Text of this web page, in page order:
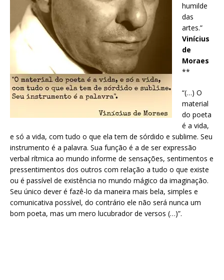
humilde
das
artes.”
Vinícius
de
Moraes
**
“(…) O
material
do poeta
é a vida,
e só a vida, com tudo o que ela tem de sórdido e sublime. Seu
instrumento é a palavra. Sua função é a de ser expressão
verbal rítmica ao mundo informe de sensações, sentimentos e
pressentimentos dos outros com relação a tudo o que existe
ou é passível de existência no mundo mágico da imaginação.
Seu único dever é fazê-lo da maneira mais bela, simples e
comunicativa possível, do contrário ele não será nunca um
bom poeta, mas um mero lucubrador de versos (…)”.